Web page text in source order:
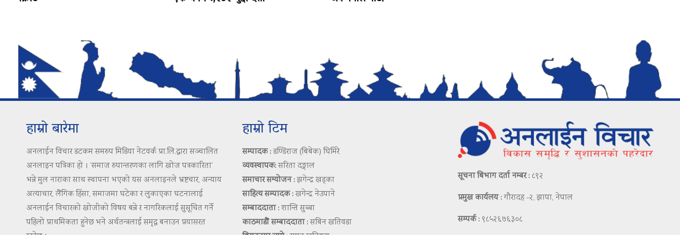
हाम्रो बारेमा
अनलाईन विचार डटकम समरुप मिडिया नेटवर्क प्रा.लि.द्वारा सञ्चालित
अनलाइन पत्रिका हो । ‘समाज रुपान्तरणका लागि खोज पत्रकारिता’
भन्ने मुल नाराका साथ स्थापना भएको यस अनलाइनले भ्रष्टचार, अन्याय
अत्याचार, लैंगिक हिंसा, समाजमा घटेका र लुकाएका घटनालाई
अनलाईन विचारको खोजीको विषय बन्ने र नागरिकलाई सुसूचित गर्ने
पहिलो प्राथमिकता हुनेछ भने अर्थतन्त्रलाई समृद्ध बनाउन प्रयासरत
हाम्रो टिम
सम्पादक :डण्डिराज (बिबेक) घिमिरे
व्यवस्थापक:सरिता दङ्गाल
समाचार सम्योजन :झगेन्द्र खड्का
साहित्य सम्पादक :खगेन्द्र नेउपाने
सम्बाददाता :शान्ति सुब्बा
काठमाडौं सम्बाददाता :सबिन खतिवडा
सूचना बिभाग दर्ता नम्बर : ८९२
प्रमुख कार्यलय :गौरादह -२, झापा, नेपाल
सम्पर्क : ९८५२६७६३०८